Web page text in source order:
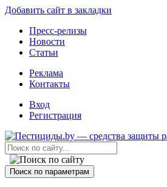
Добавить сайт в закладки
Пресс-релизы
Новости
Статьи
Реклама
Контакты
Вход
Регистрация
Поиск по параметрам